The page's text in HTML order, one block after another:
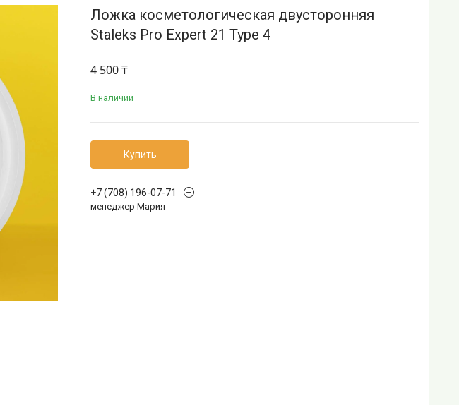
Ложка косметологическая двусторонняя
Staleks Pro Expert 21 Type 4
4 500 ₸
В наличии
Купить
+7 (708) 196-07-71
менеджер Мария